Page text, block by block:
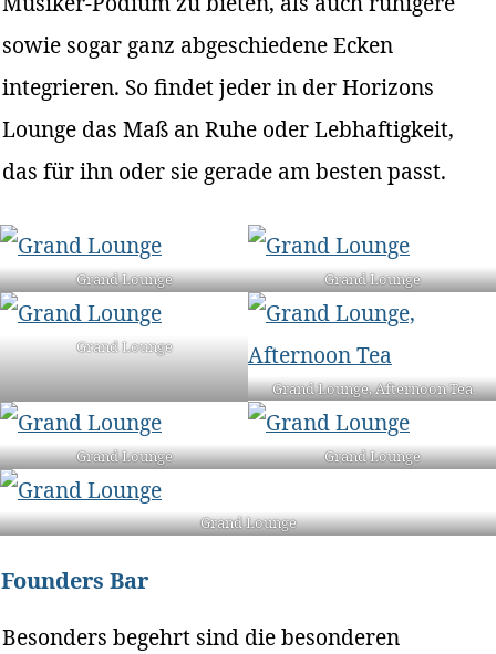
sowie sogar ganz abgeschiedene Ecken
integrieren. So findet jeder in der Horizons
Lounge das Maß an Ruhe oder Lebhaftigkeit,
das für ihn oder sie gerade am besten passt.
Grand Lounge Grand Lounge
Grand Lounge
Grand Lounge, Afternoon Tea
Grand Lounge Grand Lounge
Grand Lounge
Founders Bar
Besonders begehrt sind die besonderen